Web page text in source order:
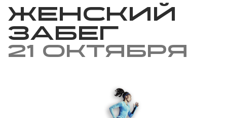
Женский
забег
21 октября